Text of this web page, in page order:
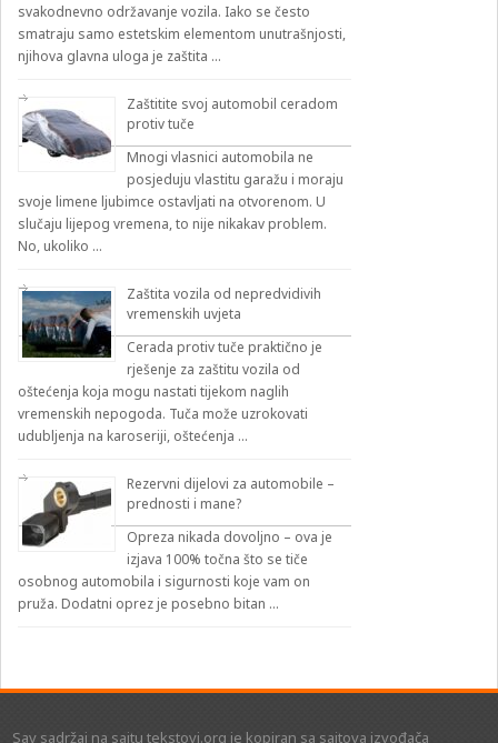
svakodnevno održavanje vozila. Iako se često
smatraju samo estetskim elementom unutrašnjosti,
njihova glavna uloga je zaštita …
Zaštitite svoj automobil ceradom
protiv tuče
Mnogi vlasnici automobila ne
posjeduju vlastitu garažu i moraju
svoje limene ljubimce ostavljati na otvorenom. U
slučaju lijepog vremena, to nije nikakav problem.
No, ukoliko …
Zaštita vozila od nepredvidivih
vremenskih uvjeta
Cerada protiv tuče praktično je
rješenje za zaštitu vozila od
oštećenja koja mogu nastati tijekom naglih
vremenskih nepogoda. Tuča može uzrokovati
udubljenja na karoseriji, oštećenja …
Rezervni dijelovi za automobile –
prednosti i mane?
Opreza nikada dovoljno – ova je
izjava 100% točna što se tiče
osobnog automobila i sigurnosti koje vam on
pruža. Dodatni oprez je posebno bitan …
Sav sadržaj na sajtu tekstovi.org je kopiran sa sajtova izvođača